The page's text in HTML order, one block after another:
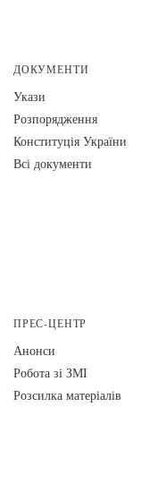
ДОКУМЕНТИ
Укази
Розпорядження
Конституція України
Всі документи
ПРЕС-ЦЕНТР
Анонси
Робота зі ЗМІ
Розсилка матеріалів